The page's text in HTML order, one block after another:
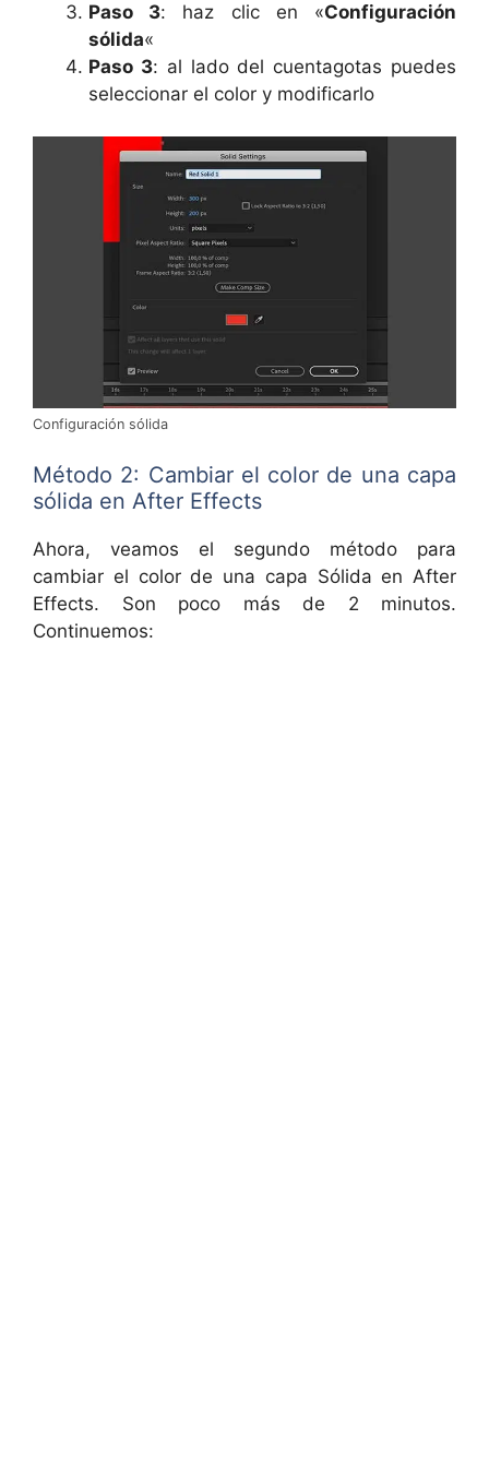
Paso 3: haz clic en «Configuración
sólida«
Paso 3: al lado del cuentagotas puedes
seleccionar el color y modificarlo
Configuración sólida
Método 2: Cambiar el color de una capa
sólida en After Effects
Ahora, veamos el segundo método para
cambiar el color de una capa Sólida en After
Effects. Son poco más de 2 minutos.
Continuemos: